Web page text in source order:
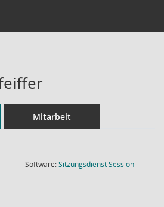
Mitarbeit
Software:SitzungsdienstSession(Wird in